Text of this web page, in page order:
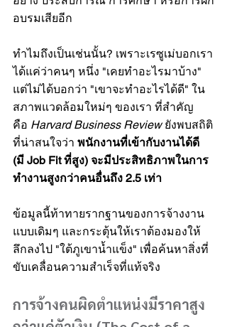
อบรมเสียอีก
ทำไมถึงเป็นเช่นนั้น? เพราะเรซูเม่บอกเรา
ได้แค่ว่าคนๆ หนึ่ง "เคยทำอะไรมาบ้าง"
แต่ไม่ได้บอกว่า "เขาจะทำอะไรได้ดี" ใน
สภาพแวดล้อมใหม่ๆ ของเรา ที่สำคัญ
คือ Harvard Business Review ยังพบสถิติ
ที่น่าสนใจว่า พนักงานที่เข้ากับงานได้ดี
(มี Job Fit ที่สูง) จะมีประสิทธิภาพในการ
ทำงานสูงกว่าคนอื่นถึง 2.5 เท่า
ข้อมูลนี้ท้าทายรากฐานของการจ้างงาน
แบบเดิมๆ และกระตุ้นให้เราต้องมองให้
ลึกลงไป "ใต้ภูเขาน้ำแข็ง" เพื่อค้นหาสิ่งที่
ขับเคลื่อนความสำเร็จที่แท้จริง
การจ้างคนผิดตำแหน่งมีราคาสูง